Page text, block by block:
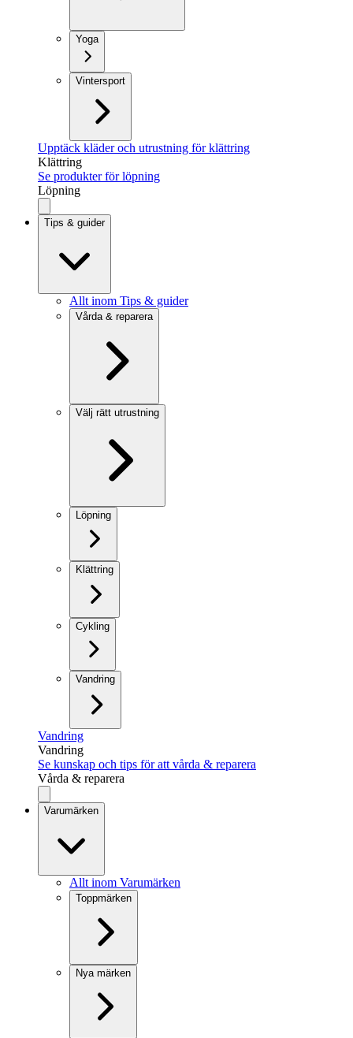
Yoga
Vintersport
Upptäck kläder och utrustning för klättring
Klättring
Se produkter för löpning
Löpning
Tips & guider
Allt inom Tips & guider
Vårda & reparera
Välj rätt utrustning
Löpning
Klättring
Cykling
Vandring
Vandring
Vandring
Se kunskap och tips för att vårda & reparera
Vårda & reparera
Varumärken
Allt inom Varumärken
Toppmärken
Nya märken